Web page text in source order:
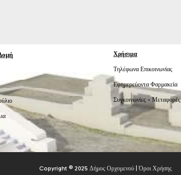
Χρήσιμα
Τηλέφωνα Επικοινωνίας
Εφημερεύοντα Φαρμακεία
Συγκοινωνίες - Μεταφορές
Copyright © 2025Δήμος Ορχομενού |Όροι Χρήσης